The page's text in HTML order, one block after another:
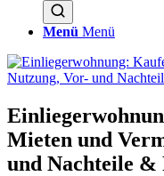
Menü Menü
Mieten und
und Nachteile &